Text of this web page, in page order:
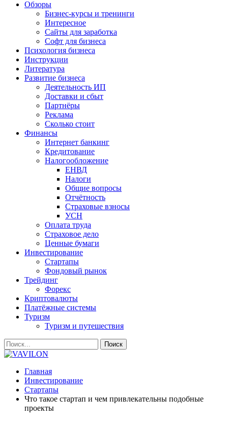
Обзоры
Бизнес-курсы и тренинги
Интересное
Сайты для заработка
Софт для бизнеса
Психология бизнеса
Инструкции
Литература
Развитие бизнеса
Деятельность ИП
Доставки и сбыт
Партнёры
Реклама
Сколько стоит
Финансы
Интернет банкинг
Кредитование
Налогообложение
ЕНВД
Налоги
Общие вопросы
Отчётность
Страховые взносы
УСН
Оплата труда
Страховое дело
Ценные бумаги
Инвестирование
Стартапы
Фондовый рынок
Трейдинг
Форекс
Криптовалюты
Платёжные системы
Туризм
Туризм и путешествия
Главная
Инвестирование
Стартапы
Что такое стартап и чем привлекательны подобные
проекты